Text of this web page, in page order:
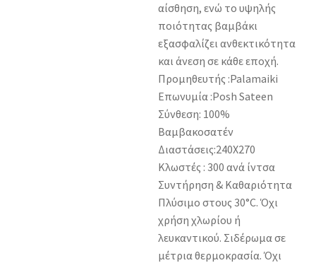
αίσθηση, ενώ το υψηλής
ποιότητας βαμβάκι
εξασφαλίζει ανθεκτικότητα
και άνεση σε κάθε εποχή.
Προμηθευτής :Palamaiki
Επωνυμία :Posh Sateen
Σύνθεση: 100%
Βαμβακοσατέν
Διαστάσεις:240Χ270
Κλωστές : 300 ανά ίντσα
Συντήρηση & Καθαριότητα
Πλύσιμο στους 30°C. Όχι
χρήση χλωρίου ή
λευκαντικού. Σιδέρωμα σε
μέτρια θερμοκρασία. Όχι